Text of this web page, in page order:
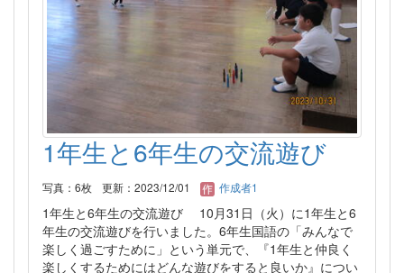
1年生と6年生の交流遊び
写真：6枚 更新：2023/12/01 作成者1
1年生と6年生の交流遊び 10月31日（火）に1年生と6
年生の交流遊びを行いました。6年生国語の「みんなで
楽しく過ごすために」という単元で、『1年生と仲良く
楽しくするためにはどんな遊びをすると良いか』につい